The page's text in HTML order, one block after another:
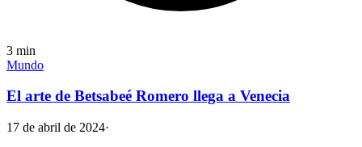
3 min
Mundo
El arte de Betsabeé Romero llega a Venecia
17 de abril de 2024·